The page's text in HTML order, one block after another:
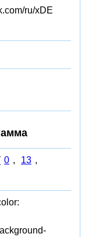
ru/xDE
0 , 13 ,